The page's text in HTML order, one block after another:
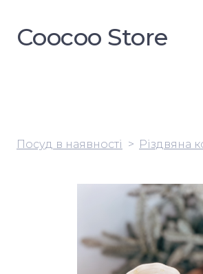
Coocoo Store
Посуд в наявності Різдвяна